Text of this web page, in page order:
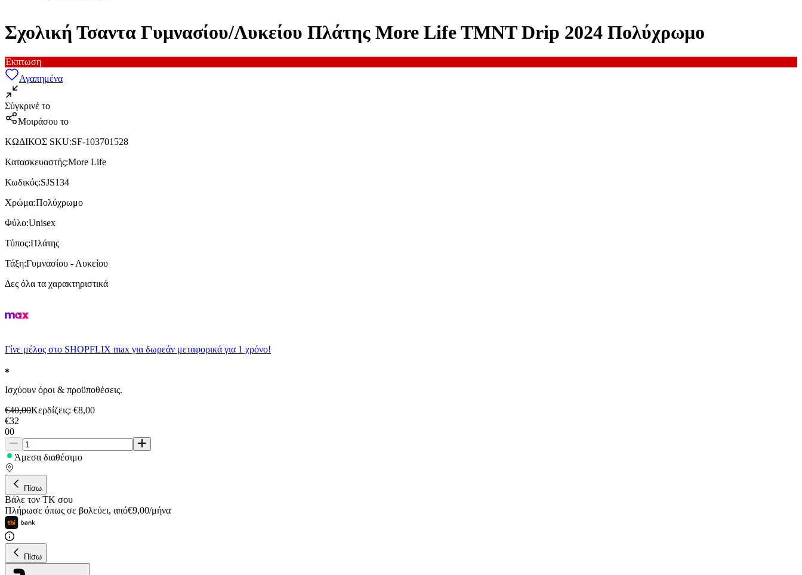
Σχολική Τσαντα Γυμνασίου/Λυκείου Πλάτης More Life TMNT Drip 2024 Πολύχρωμο
Έκπτωση
Αγαπημένα
Σύγκρινέ το
Μοιράσου το
ΚΩΔΙΚΟΣ SKU:SF-103701528
Κατασκευαστής:More Life
Κωδικός:SJS134
Χρώμα:Πολύχρωμο
Φύλο:Unisex
Τύπος:Πλάτης
Τάξη:Γυμνασίου - Λυκείου
Δες όλα τα χαρακτηριστικά
Γίνε μέλος στο SHOPFLIX max για δωρεάν μεταφορικά για 1 χρόνο!
Ισχύουν όροι & προϋποθέσεις.
€40,00Κερδίζεις: €8,00
€32
00
Άμεσα διαθέσιμο
Πίσω
Βάλε τον ΤΚ σου
Πλήρωσε όπως σε βολεύει, από€9,00/μήνα
Πίσω